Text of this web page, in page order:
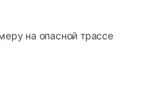
на опасной трассе